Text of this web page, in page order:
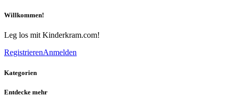
Willkommen!
Leg los mit Kinderkram.com!
RegistrierenAnmelden
Kategorien
Entdecke mehr